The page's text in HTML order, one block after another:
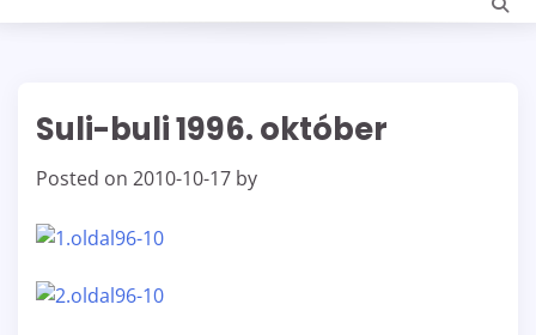
Suli-buli 1996. október
Posted on 2010-10-17 by